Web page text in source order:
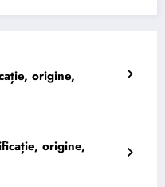
origine,
origine,